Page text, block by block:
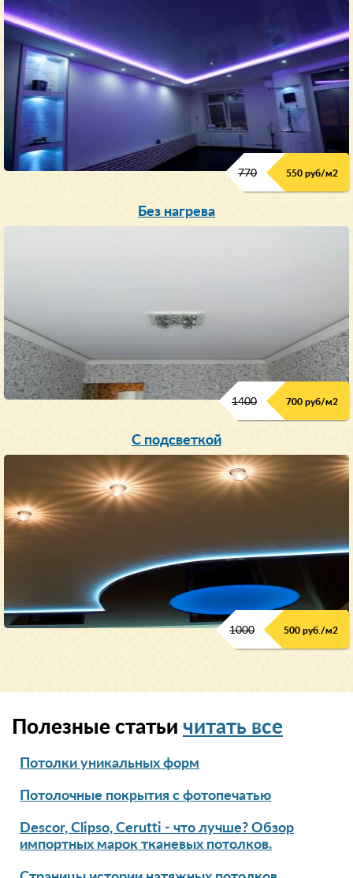
770 550 руб/м2
Без нагрева
1400 700 руб/м2
С подсветкой
1000 500 руб./м2
Полезные статьи читать все
Потолки уникальных форм
Потолочные покрытия с фотопечатью
Descor, Clipso, Cerutti - что лучше? Обзор
импортных марок тканевых потолков.